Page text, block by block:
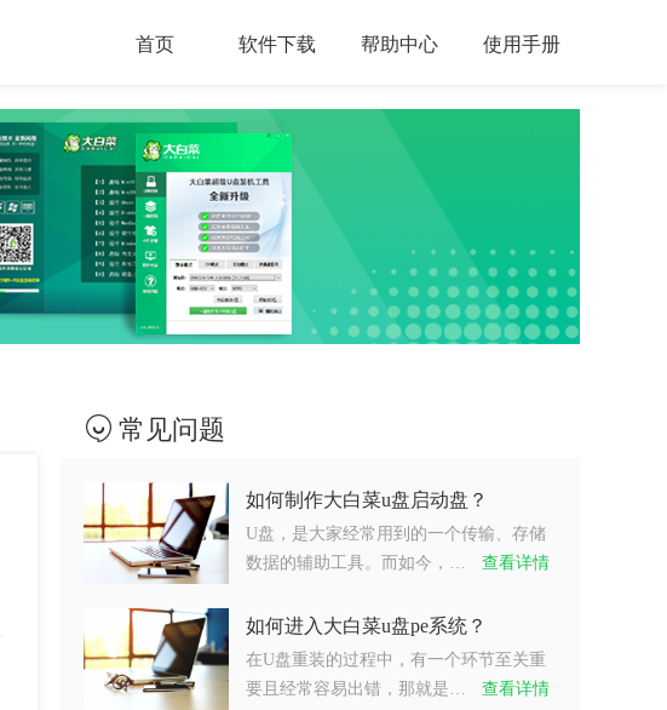
首页 软件下载 帮助中心 使用手册
常见问题
如何制作大白菜u盘启动盘？
U盘，是大家经常用到的一个传输、存储
数据的辅助工具。而如今，…
查看详情
如何进入大白菜u盘pe系统？
在U盘重装的过程中，有一个环节至关重
要且经常容易出错，那就是…
查看详情